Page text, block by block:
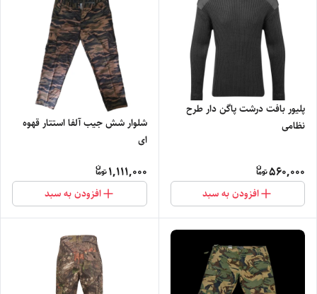
پلیور بافت درشت پاگن دار طرح
نظامی
560,000
افزودن به سبد
شلوار شش جیب آلفا استتار قهوه
ای
1,111,000
افزودن به سبد